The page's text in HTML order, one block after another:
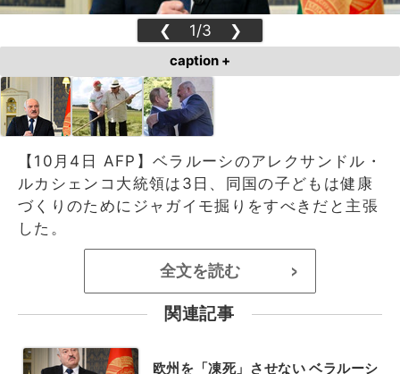
❮ 1/3 ❯
caption +
【10月4日 AFP】ベラルーシのアレクサンドル・
ルカシェンコ大統領は3日、同国の子どもは健康
づくりのためにジャガイモ掘りをすべきだと主張
した。
全文を読む >
関連記事
欧州を「凍死」させない ベラルーシ